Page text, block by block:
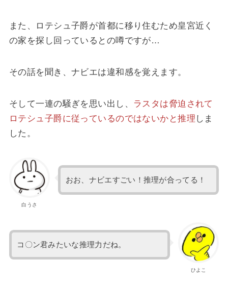
また、ロテシュ子爵が首都に移り住むため皇宮近く
の家を探し回っているとの噂ですが…
その話を聞き、ナビエは違和感を覚えます。
そして一連の騒ぎを思い出し、 ラスタは脅迫されて
ロテシュ子爵に従っているのではないかと推理 しま
した。
白うさ
おお、ナビエすごい！推理が合ってる！
ひよこ
コ〇ン君みたいな推理力だね。